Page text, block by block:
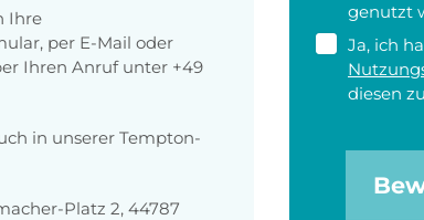
Ihre
per E-Mail oder
Ihren Anruf unter +49
in unserer Tempton-
Platz 2, 44787
genutzt
Ja, ich
diesen